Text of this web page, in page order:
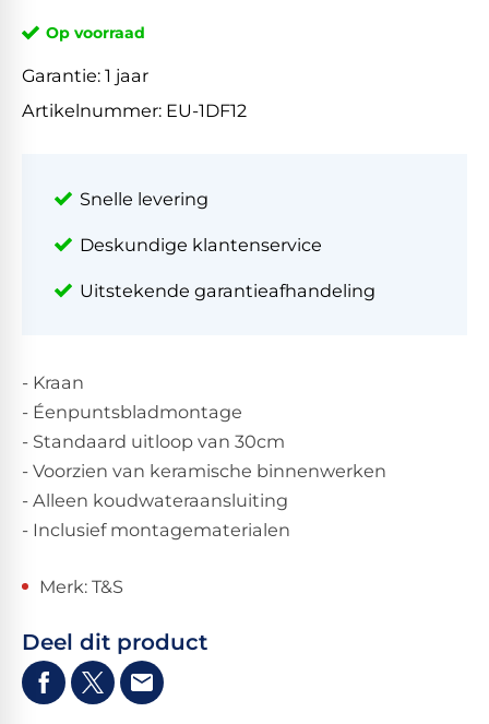
Op voorraad
Garantie: 1 jaar
Artikelnummer: EU-1DF12
Snelle levering
Deskundige klantenservice
Uitstekende garantieafhandeling
- Kraan
- Éenpuntsbladmontage
- Standaard uitloop van 30cm
- Voorzien van keramische binnenwerken
- Alleen koudwateraansluiting
- Inclusief montagematerialen
Merk: T&S
Deel dit product